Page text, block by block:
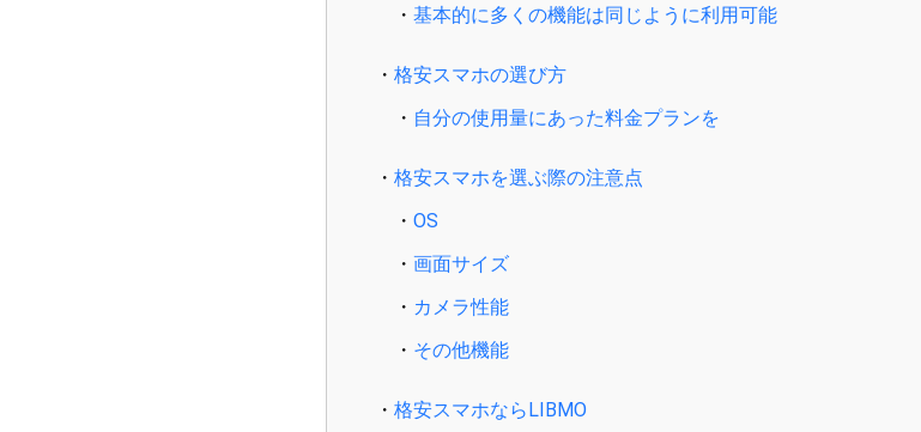
基本的に多くの機能は同じように利用可能
格安スマホの選び方
自分の使用量にあった料金プランを
格安スマホを選ぶ際の注意点
OS
画面サイズ
カメラ性能
その他機能
格安スマホならLIBMO